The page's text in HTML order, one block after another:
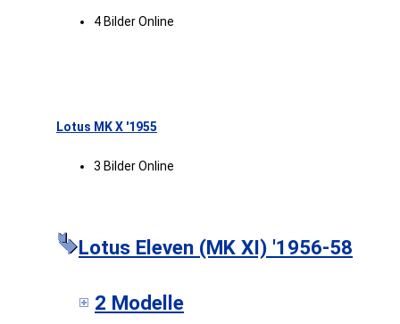
4 Bilder Online
Lotus MK X '1955
3 Bilder Online
Lotus Eleven (MK XI) '1956-58
2 Modelle